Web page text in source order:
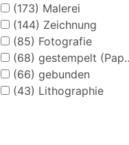
(173) Malerei
(144) Zeichnung
(85) Fotografie
(68) gestempelt (Papiertechnik)
(66) gebunden
(43) Lithographie